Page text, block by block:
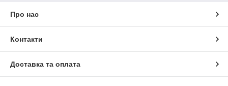
Про нас
Контакти
Доставка та оплата